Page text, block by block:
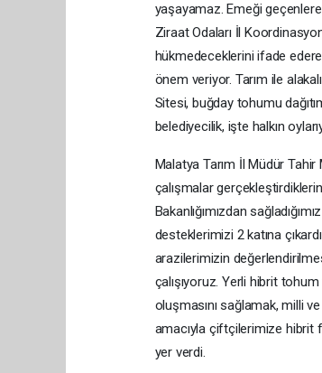
yaşayamaz. Emeği
Ziraat Odaları İl
hükmedeceklerini ifade
önem veriyor. Tarım ile
Sitesi, buğday tohumu
belediyecilik, işte halkın
Malatya Tarım İl Müdür
çalışmalar
Bakanlığımızdan
desteklerimizi 2 katına
arazilerimizin
çalışıyoruz. Yerli hibrit
oluşmasını sağlamak, milli
amacıyla çiftçilerimize hibrit
yer verdi.